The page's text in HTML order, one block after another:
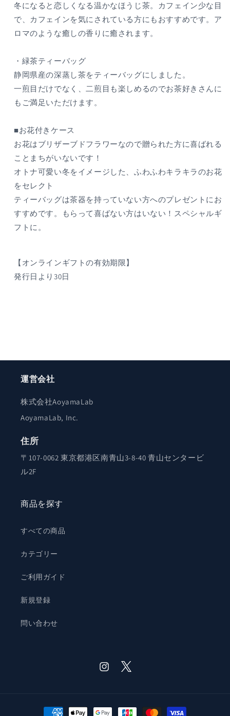
ト
の
数
を
減
ら
す
ト
の
数
を
増
や
す
冬になると恋しくなる温かなほうじ茶。カフェイン少な目
で、カフェインを気にされている方にもおすすめです。ア
ロマのような癒しの香りに癒されます。
・緑茶ティーバッグ
静岡県産の深蒸し茶をティーバッグにしました。
一煎目だけでなく、二煎目も楽しめるのでお茶好きさんに
もご満足いただけます。
■お花付きケース
お花はブリザーブドフラワーなので贈られた方に喜ばれる
ことまちがいないです！
オトナ可愛い冬をイメージした、ふわふわキラキラのお花
をセレクト
ティーバッグは茶器を持っていない方へのプレゼントにお
すすめです。もらって喜ばない方はいない！スペシャルギ
フトに。
【オンラインギフトの有効期限】
発行日より30日
運営会社
株式会社AoyamaLab
AoyamaLab, Inc.
住所
〒107-0062 東京都港区南青山3-8-40 青山センタービ
ル2F
商品を探す
すべての商品
カテゴリー
ご利用ガイド
新規登録
問い合わせ
InstagramTwitter
決